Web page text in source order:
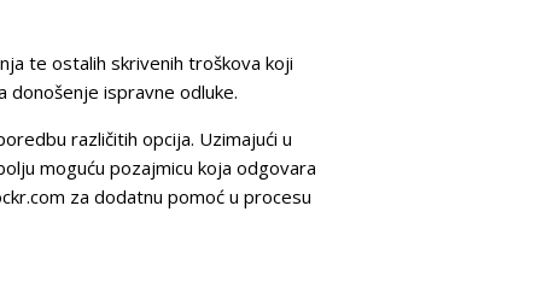
te ostalih skrivenih troškova koji
donošenje ispravne odluke.
različitih opcija. Uzimajući u
moguću pozajmicu koja odgovara
za dodatnu pomoć u procesu